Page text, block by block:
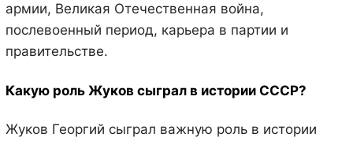
армии, Великая Отечественная война,
послевоенный период, карьера в партии и
правительстве.
Какую роль Жуков сыграл в истории СССР?
Жуков Георгий сыграл важную роль в истории